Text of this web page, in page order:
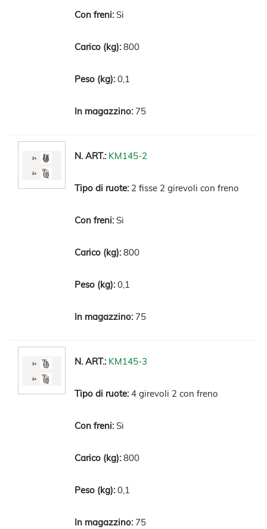
Si
800
0,1
75
KM145-2
2 fisse 2 girevoli con freno
Si
800
0,1
75
KM145-3
4 girevoli 2 con freno
Si
800
0,1
75